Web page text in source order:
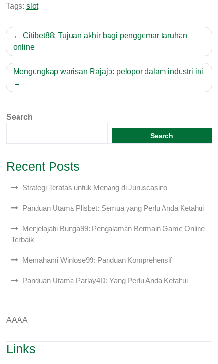
Tags: slot
Post
navigation
Citibet88: Tujuan akhir bagi penggemar taruhan
online
Mengungkap warisan Rajajp: pelopor dalam industri ini
Search
Search
Recent Posts
Strategi Teratas untuk Menang di Juruscasino
Panduan Utama Plisbet: Semua yang Perlu Anda Ketahui
Menjelajahi Bunga99: Pengalaman Bermain Game Online
Terbaik
Memahami Winlose99: Panduan Komprehensif
Panduan Utama Parlay4D: Yang Perlu Anda Ketahui
AAAA
Links